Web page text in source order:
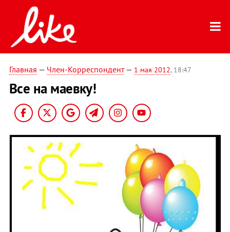
Главная — Член-Корреспондент— 1 мая 2012, 18:47
Все на маевку!